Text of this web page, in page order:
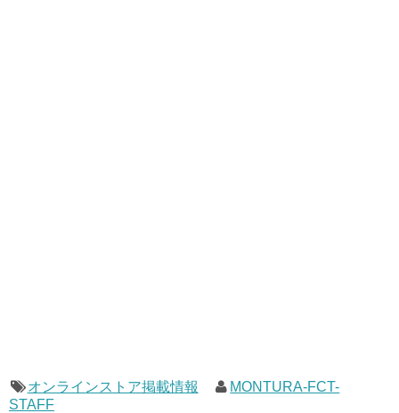
オンラインストア掲載情報
MONTURA-FCT-
STAFF